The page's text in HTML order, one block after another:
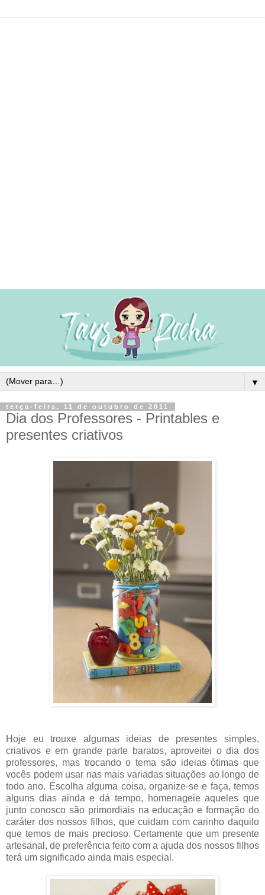
▼
terça-feira, 11 de outubro de 2011
Dia dos Professores - Printables e
presentes criativos
Hoje eu trouxe algumas ideias de presentes simples,
criativos e em grande parte baratos, aproveitei o dia dos
professores, mas trocando o tema são ideias ótimas que
vocês podem usar nas mais variadas situações ao longo de
todo ano. Escolha alguma coisa, organize-se e faça, temos
alguns dias ainda e dá tempo, homenageie aqueles que
junto conosco são primordiais na educação e formação do
caráter dos nossos filhos, que cuidam com carinho daquilo
que temos de mais precioso. Certamente que um presente
artesanal, de preferência feito com a ajuda dos nossos filhos
terá um significado ainda mais especial.